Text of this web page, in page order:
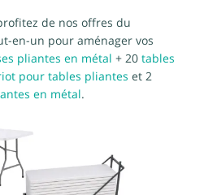
de nos offres du
en-un pour aménager vos
pliantes en métal + 20 tables
pour tables pliantes et 2
en métal.